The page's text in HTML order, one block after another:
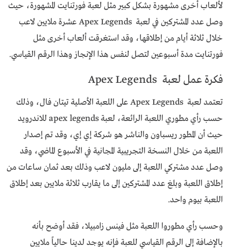
لألعاب أخرى مشهورة بشكل كبير مثل لعبة فورتنايت المشهورة، حيث
وصل عدد المشتركين في لعبة Apex Legends عشرة ملايين لاعب
خلال ثلاثة أيام من إطلاقها، وقد استغرقت ألعاب أخرى مثل
فورتنايت مدة أسبوعين لتصل لنفس هذا الإنجاز وهذا الرقم القياسي.
فكرة عمل لعبة Apex Legends
تعتمد لعبة Apex Legends على اللعبة الأصلية تيتان فال، وذلك
حسب رأي مطوري اللعبة الرائعة، لعبة apex legends للاندرويد
حيث أن المطور ريسباون والناشر هو شركة إي إي، وقد تم إصدار
اللعبة من خلال النسخة التجريبية المجانية في الأسبوع الماضي، وقد
وصل عدد مشتركي اللعبة إلى مليون لاعب وذلك بعد ثمان ساعات من
إطلاق اللعبة وبلغ عدد المشتركين إلى ما يقارب ثلاثة ملايين بعد إطلاق
اللعبة بيوم واحد.
وحسب رأي مطوروا اللعبة مثل فينس زامبيلا، فقد أوضح بأنه
بالإضافة إلى الرقم القياسي للعبة فإنه يوجد لدينا حالياً ملايين